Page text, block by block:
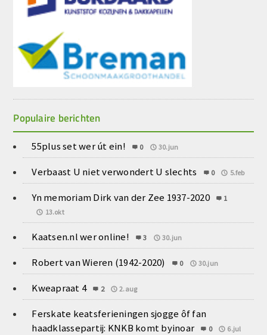
Populaire berichten
55plus set wer út ein! 0 30.jun
Verbaast U niet verwondert U slechts 0 5.feb
Yn memoriam Dirk van der Zee 1937-2020
1
13.okt
Kaatsen.nl wer online! 3 30.jun
Robert van Wieren (1942-2020) 0 30.jun
Kweapraat 4 2 2.aug
Ferskate keatsferieningen sjogge ôf fan
haadklassepartij: KNKB komt byinoar
0 6.jul